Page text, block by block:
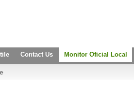
Contact Us Monitor Oficial Local